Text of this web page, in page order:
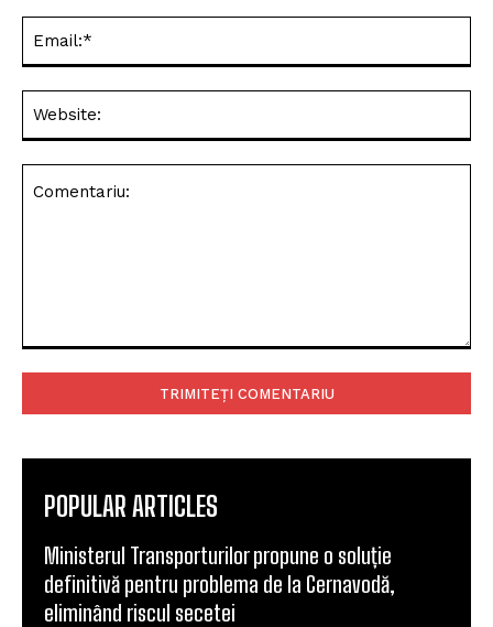
POPULAR ARTICLES
Ministerul Transporturilor propune o soluție
definitivă pentru problema de la Cernavodă,
eliminând riscul secetei